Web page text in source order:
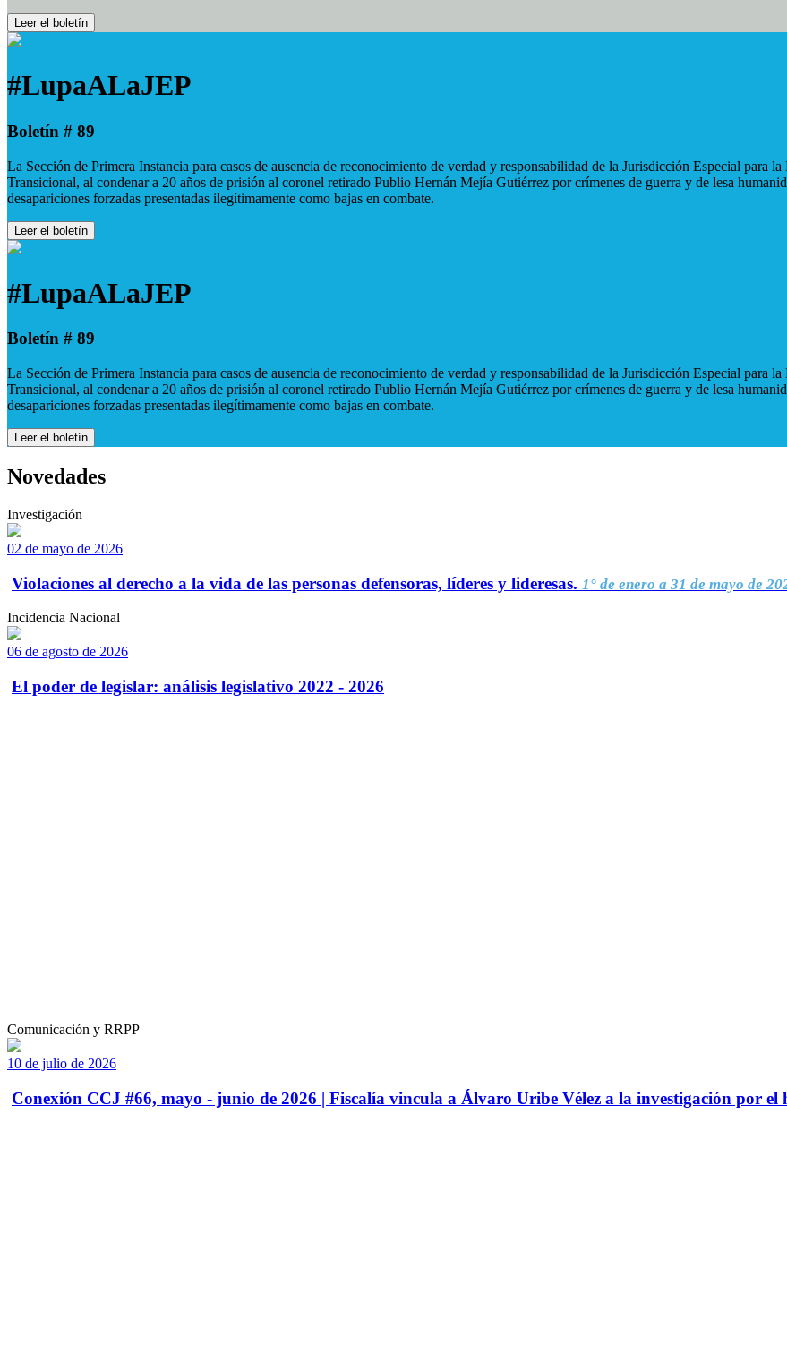
Leer el boletín
#LupaALaJEP
Boletín # 89
La Sección de Primera Instancia para casos de ausencia de reconocimiento de verdad y responsabilidad de la Jurisdicción Especial para
Transicional, al condenar a 20 años de prisión al coronel retirado Publio Hernán Mejía Gutiérrez por crímenes de guerra y de lesa
desapariciones forzadas presentadas ilegítimamente como bajas en combate.
Leer el boletín
#LupaALaJEP
Boletín # 89
La Sección de Primera Instancia para casos de ausencia de reconocimiento de verdad y responsabilidad de la Jurisdicción Especial para
Transicional, al condenar a 20 años de prisión al coronel retirado Publio Hernán Mejía Gutiérrez por crímenes de guerra y de lesa
desapariciones forzadas presentadas ilegítimamente como bajas en combate.
Leer el boletín
Novedades
Investigación
02 de mayo de 2026
Violaciones al derecho a la vida de las personas defensoras, líderes y lideresas. 1° de enero a 31 de mayo de
Incidencia Nacional
06 de agosto de 2026
El poder de legislar: análisis legislativo 2022 - 2026
Comunicación y RRPP
10 de julio de 2026
Conexión CCJ #66, mayo - junio de 2026 | Fiscalía vincula a Álvaro Uribe Vélez a la investigación por el